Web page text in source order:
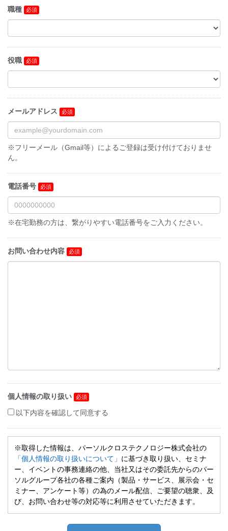
職種
役職
メールアドレス
※フリーメール（Gmail等）によるご登録は受け付けておりませ
ん。
電話番号
※在宅勤務の方は、繋がりやすい電話番号をご入力ください。
お問い合わせ内容
個人情報の取り扱い
以下内容を確認して同意する
※取得した情報は、パーソルクロステクノロジー株式会社の
「個人情報の取り扱いについて」 に基づき取り扱い、セミナ
ー、イベントの事務連絡の他、当社又はその委託先からのパー
ソルグループ各社の各種ご案内（製品・サービス、展示会・セ
ミナー、アンケート等）の為のメール配信、ご要望の聴衆、及
び、お問い合わせ等の対応等に利用させていただきます。